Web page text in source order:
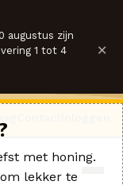
augustus zijn
1 tot 4
×
met honing.
lekker te